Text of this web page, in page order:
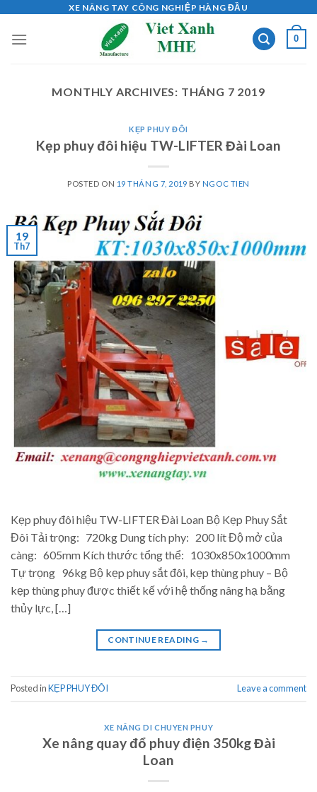
content
XE NÂNG TAY CÔNG NGHIỆP HÀNG ĐẦU
0
MONTHLY ARCHIVES: THÁNG 7 2019
KẸP PHUY ĐÔI
Kẹp phuy đôi hiệu TW-LIFTER Đài Loan
POSTED ON 19 THÁNG 7, 2019 BY NGOC TIEN
19
Th7
Kẹp phuy đôi hiệu TW-LIFTER Đài Loan Bộ Kẹp Phuy Sắt
Đôi Tải trọng: 720kg Dung tích phy: 200 lít Độ mở của
càng: 605mm Kích thước tổng thể: 1030x850x1000mm
Tự trọng 96kg Bộ kẹp phuy sắt đôi, kẹp thùng phuy – Bộ
kẹp thùng phuy được thiết kế với hệ thống nâng hạ bằng
thủy lực, […]
CONTINUE READING →
Posted inKẸP PHUY ĐÔI Leave a comment
XE NÂNG DI CHUYEN PHUY
Xe nâng quay đổ phuy điện 350kg Đài
Loan